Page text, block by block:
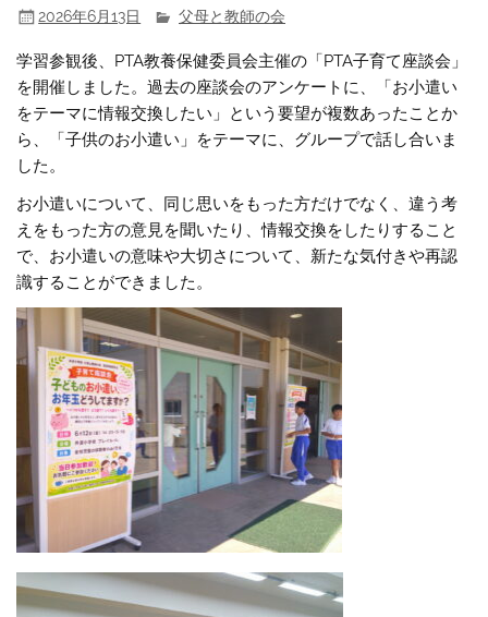
2026年6月13日 父母と教師の会
学習参観後、PTA教養保健委員会主催の「PTA子育て座談会」
を開催しました。過去の座談会のアンケートに、「お小遣い
をテーマに情報交換したい」という要望が複数あったことか
ら、「子供のお小遣い」をテーマに、グループで話し合いま
した。
お小遣いについて、同じ思いをもった方だけでなく、違う考
えをもった方の意見を聞いたり、情報交換をしたりすること
で、お小遣いの意味や大切さについて、新たな気付きや再認
識することができました。